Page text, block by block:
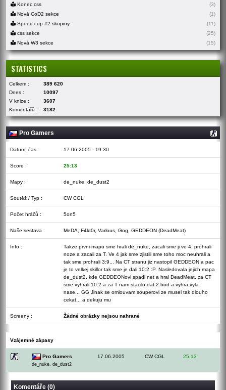
Konec css
(3)
Nová CoD2 sekce
(1)
Speed cup #2 skupiny
(11)
css sekce
(25)
Nová W3 sekce
(15)
STATISTICS
Celkem :
389 620
Dnes :
10097
V knize :
3607
Komentářů :
3182
Pro Gamers
Datum, čas : 17.06.2005 - 19:30
Score : 25:13
Mapy : de_nuke, de_dust2
Soutěž / Typ : CW CGL
Počet hráčů : 5on5
Naše sestava : MeDA, F4kt0r, Varlous, Gog, GEDDEON (DeadMeat)
Info :
Takze prvni mapu sme hrali de_nuke, zacali sme ji ve 4, prohrali
noze a zacali za T. Ve 4 jak sme zjistili sme toho moc neuhrali a
tak sme prohrali 3:9... Na CT stranu jiz nastopil GEDDEON a pac
je to velkej skillor tak sme je dali 10:2 :P. Nasledovala jejich mapa
de_dust2, kde GEDDEONovi spadl net a hral DeadMeat, za CT
sme vyhrali 10:2 a za T nam stacilo dat 2 bod a vyhra vyla
nase... GG Jinak se omlouvam souperovi ze musel tak dlouho
cekat... a dekuju mu
Screeny : Žádné obrázky nejsou nahrané
Vzájemné zápasy
Pro Gamers
de_nuke, de_dust2
17.06.2005 CW CGL 25:13
Komentáře (0)